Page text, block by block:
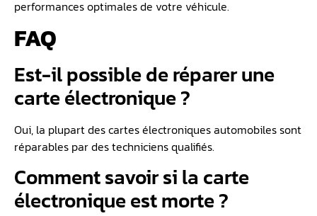
performances optimales de votre véhicule.
FAQ
Est-il possible de réparer une
carte électronique ?
Oui, la plupart des cartes électroniques automobiles sont
réparables par des techniciens qualifiés.
Comment savoir si la carte
électronique est morte ?